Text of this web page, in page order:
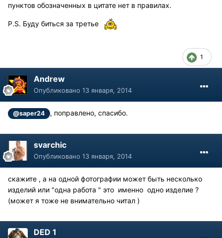
пунктов обозначенных в цитате нет в правилах.
P.S. Буду биться за третье
1
Andrew
Опубликовано 13 января, 2014
@saper24 , поправлено, спасибо.
svarchic
Опубликовано 13 января, 2014
скажите , а на одной фотографии может быть несколько
изделий или "одна работа " это именно одно изделие ?
(может я тоже не внимательно читал )
DED 1